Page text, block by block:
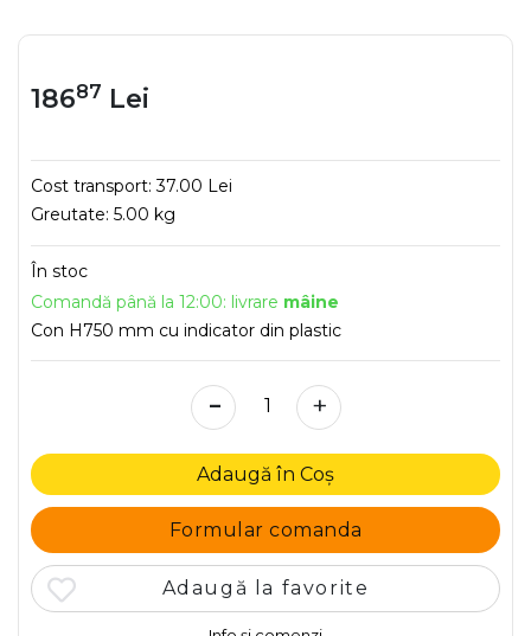
18687 Lei
Cost transport:37.00 Lei
Greutate: 5.00 kg
În stoc
Comandă până la 12:00: livrare mâine
Con H750 mm cu indicator din plastic
- +
Adaugă în Coș
Formular comanda
Adaugă la favorite